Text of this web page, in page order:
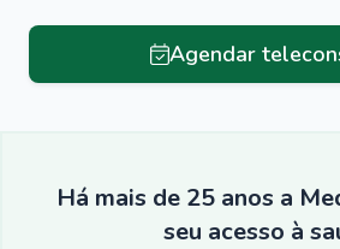
Agendar
Há mais de 25 anos a
seu acesso à